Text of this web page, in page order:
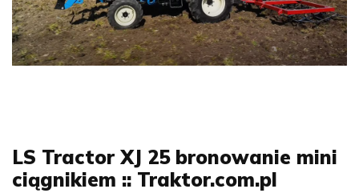
LS Tractor XJ 25 bronowanie mini
ciągnikiem :: Traktor.com.pl